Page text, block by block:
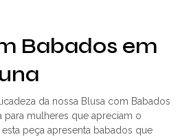
Babados em
da nossa Blusa com Babados
para mulheres que apreciam o
peça apresenta babados que